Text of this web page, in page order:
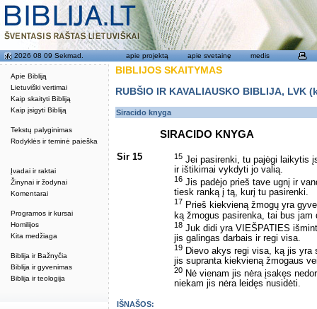
Apie Bibliją
Lietuviški vertimai
Kaip skaityti Bibliją
Kaip įsigyti Bibliją
Tekstų palyginimas
Rodyklės ir teminė paieška
Įvadai ir raktai
Žinynai ir žodynai
Komentarai
Programos ir kursai
Homilijos
Kita medžiaga
Biblija ir Bažnyčia
Biblija ir gyvenimas
Biblija ir teologija
2026 08 09 Sekmad. apie projektą apie svetainę medis
BIBLIJOS SKAITYMAS
RUBŠIO IR KAVALIAUSKO BIBLIJA,
Siracido knyga
SIRACIDO KNYGA
Sir 15 15 Jei pasirenki, tu pajėgi laikytis
ir ištikimai vykdyti jo valią.
16 Jis padėjo prieš tave ugnį ir
tiesk ranką į tą, kurį tu pasirenki.
17 Prieš kiekvieną žmogų yra
ką žmogus pasirenka, tai bus jam
18 Juk didi yra VIEŠPATIES
jis galingas darbais ir regi visa.
19 Dievo akys regi visa, ką jis yra
jis supranta kiekvieną žmogaus
20 Nė vienam jis nėra įsakęs
niekam jis nėra leidęs nusidėti.
IŠNAŠOS: